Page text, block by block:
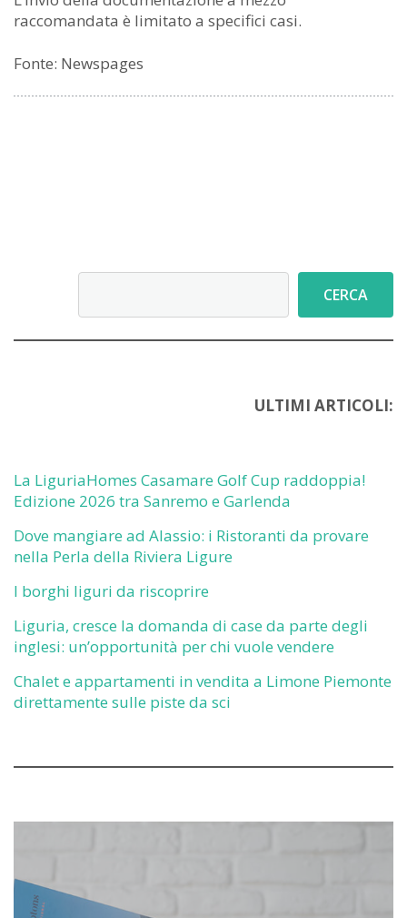
raccomandata è limitato a specifici casi.
Fonte: Newspages
CERCA
ULTIMI ARTICOLI:
La LiguriaHomes Casamare Golf Cup raddoppia!
Edizione 2026 tra Sanremo e Garlenda
Dove mangiare ad Alassio: i Ristoranti da provare
nella Perla della Riviera Ligure
I borghi liguri da riscoprire
Liguria, cresce la domanda di case da parte degli
inglesi: un’opportunità per chi vuole vendere
Chalet e appartamenti in vendita a Limone Piemonte
direttamente sulle piste da sci